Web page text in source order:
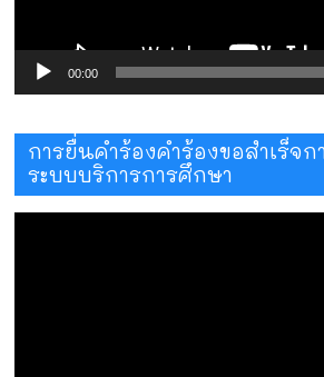
00:00
การยื่นคำร้องคำร้องขอสำเร็จ
ระบบบริการการศึกษา